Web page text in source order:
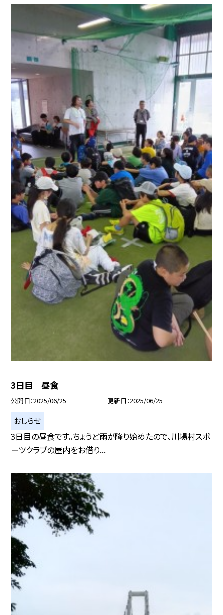
3日目 昼食
公開日 2025/06/25 更新日 2025/06/25
おしらせ
3日目の昼食です。ちょうど雨が降り始めたので、川場村スポ
ーツクラブの屋内をお借り...